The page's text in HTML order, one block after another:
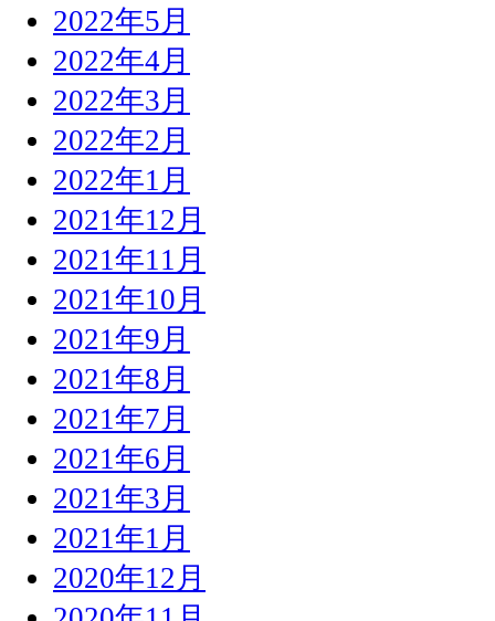
2022年5月
2022年4月
2022年3月
2022年2月
2022年1月
2021年12月
2021年11月
2021年10月
2021年9月
2021年8月
2021年7月
2021年6月
2021年3月
2021年1月
2020年12月